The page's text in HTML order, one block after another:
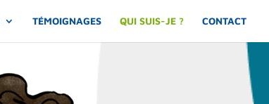
TÉMOIGNAGES QUI SUIS-JE ? CONTACT